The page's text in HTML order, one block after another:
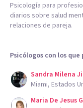
Psicología para
diarios sobre salud
relaciones de pareja.
Psicólogos con los
Sandra Milena
Miami, Estados
Maria De Jesus